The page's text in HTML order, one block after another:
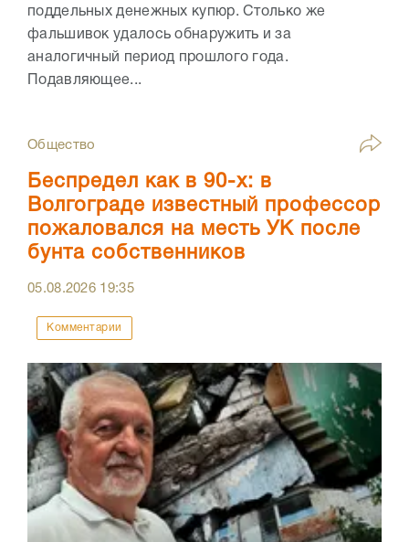
поддельных денежных купюр. Столько же
фальшивок удалось обнаружить и за
аналогичный период прошлого года.
Подавляющее...
Общество
Беспредел как в 90-х: в
Волгограде известный профессор
пожаловался на месть УК после
бунта собственников
05.08.2026 19:35
Комментарии